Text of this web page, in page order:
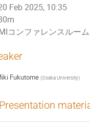
Feb 2025, 10:35
コンファレンスルー
Fukutome (Osaka University)
Presentation